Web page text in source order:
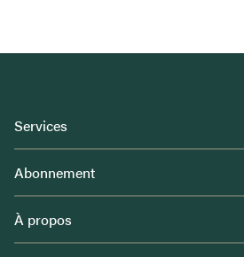
Services
Abonnement
À propos